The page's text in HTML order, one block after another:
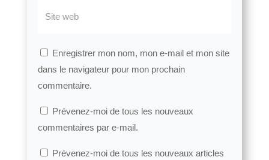
Enregistrer mon nom, mon e-mail et mon site
dans le navigateur pour mon prochain
commentaire.
Prévenez-moi de tous les nouveaux
commentaires par e-mail.
Prévenez-moi de tous les nouveaux articles